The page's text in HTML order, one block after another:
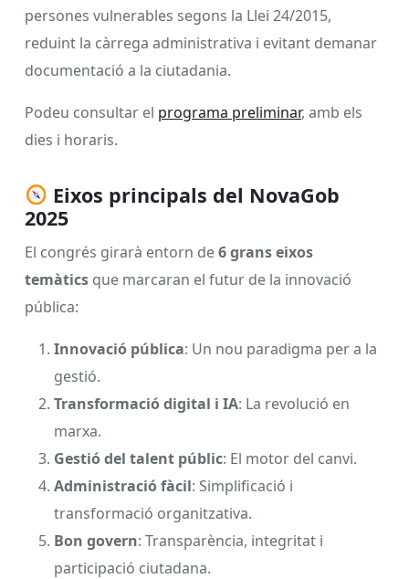
persones vulnerables segons la Llei 24/2015,
reduint la càrrega administrativa i evitant demanar
documentació a la ciutadania.
Podeu consultar el programa preliminar, amb els
dies i horaris.
Eixos principals del NovaGob
2025
El congrés girarà entorn de6 grans eixos
temàtics que marcaran el futur de la innovació
pública:
Innovació pública: Un nou paradigma per a la
gestió.
Transformació digital i IA: La revolució en
marxa.
Gestió del talent públic: El motor del canvi.
Administració fàcil: Simplificació i
transformació organitzativa.
Bon govern: Transparència, integritat i
participació ciutadana.